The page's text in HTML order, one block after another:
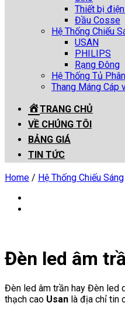
Thiết bị
Đầu Cosse
Hệ Thống Chiếu
USAN
PHILIPS
Rạng Đông
Hệ Thống Tủ
Thang Máng Cáp
TRANG CHỦ
VỀ CHÚNG TÔI
BẢNG GIÁ
TIN TỨC
Home / Hệ Thống Chiếu Sáng
Đèn led âm
Đèn led âm trần hay Đèn led
thạch cao Usan là địa chỉ tin